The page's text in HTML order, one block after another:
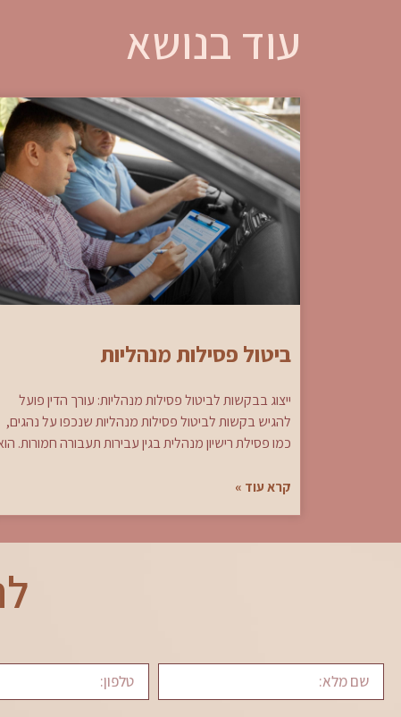
עוד בנושא
ביטול פסילות מנהליות
ייצוג בבקשות לביטול פסילות מנהליות: עורך הדין פועל
להגיש בקשות לביטול פסילות מנהליות שנכפו על נהגים,
כמו פסילת רישיון מנהלית בגין עבירות תעבורה חמורות.
קרא עוד »